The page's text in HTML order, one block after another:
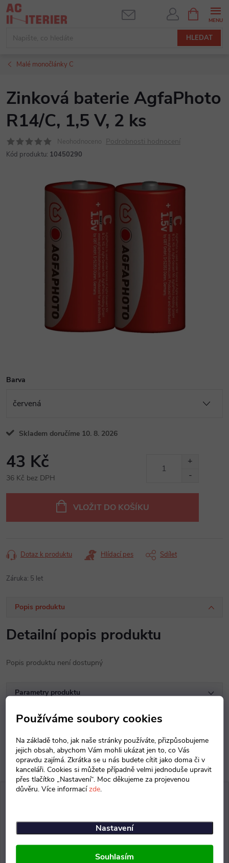
Používáme soubory cookies
Na základě toho, jak naše stránky používáte, přizpůsobujeme
jejich obsah, abychom Vám mohli ukázat jen to, co Vás
opravdu zajímá. Zkrátka se u nás budete cítit jako doma či v
kanceláři. Cookies si můžete případně velmi jednoduše upravit
přes tlačítko „Nastavení“. Moc děkujeme za projevenou
důvěru. Více informacízde.
Nastavení
Souhlasím
Přejít
na
HLEDAT
NÁKUPNÍ
KOŠÍK
Malé monočlánky C
Zinková baterie AgfaPhoto
R14/C, 1,5 V, 2 ks
Neohodnoceno Podrobnosti hodnocení
Kód produktu: 10450290
Barva
Skladem doručíme 10. 8. 2026
43 Kč
36 Kč bez DPH
VLOŽIT DO KOŠÍKU
Dotaz k produktu Hlídací pes Sdílet
Záruka: 5 let
Popis produktu
Detailní popis produktu
Popis produktu není dostupný
Parametry produktu
Diskuse